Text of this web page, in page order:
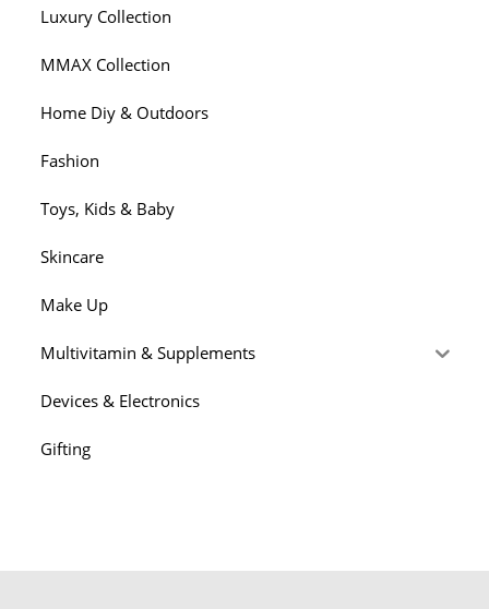
Luxury Collection
MMAX Collection
Home Diy & Outdoors
Fashion
Toys, Kids & Baby
Skincare
Make Up
Multivitamin & Supplements
Devices & Electronics
Gifting